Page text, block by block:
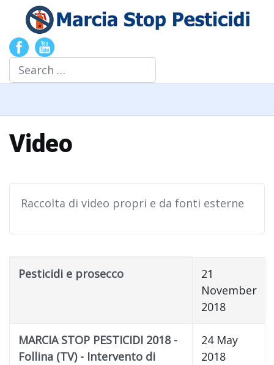
Search
Video
Raccolta di video propri e da fonti esterne
Title Created Date
Pesticidi e prosecco
21
November
2018
MARCIA STOP PESTICIDI 2018 -
Follina (TV) - Intervento di
24 May
2018